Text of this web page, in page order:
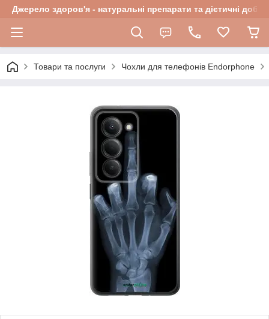
Джерело здоров'я - натуральні препарати та дієтичні
Товари та послуги Чохли для телефонів Endorphone